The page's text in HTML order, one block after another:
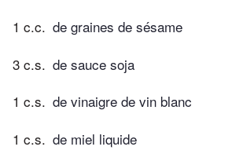
1 c.c. de graines de sésame
3 c.s. de sauce soja
1 c.s. de vinaigre de vin blanc
1 c.s. de miel liquide